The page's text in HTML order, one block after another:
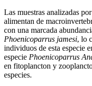
Las muestras analizadas
alimentan de
con una marcada
Phoenicoparrus jamesi, lo
individuos de esta especie
especie Phoenicoparrus
en fitoplancton y
especies.